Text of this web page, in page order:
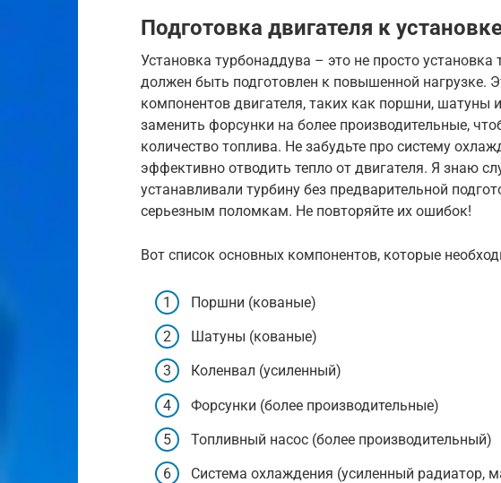
Подготовка двигателя к
Установка турбонаддува – это не просто установка
должен быть подготовлен к повышенной нагрузке.
компонентов двигателя, таких как поршни, шатуны
заменить форсунки на более производительные,
количество топлива. Не забудьте про систему
эффективно отводить тепло от двигателя. Я знаю
устанавливали турбину без предварительной
серьезным поломкам. Не повторяйте их ошибок!
Вот список основных компонентов, которые
Поршни (кованые)
Шатуны (кованые)
Коленвал (усиленный)
Форсунки (более производительные)
Топливный насос (более производительный)
Система охлаждения (усиленный радиатор,